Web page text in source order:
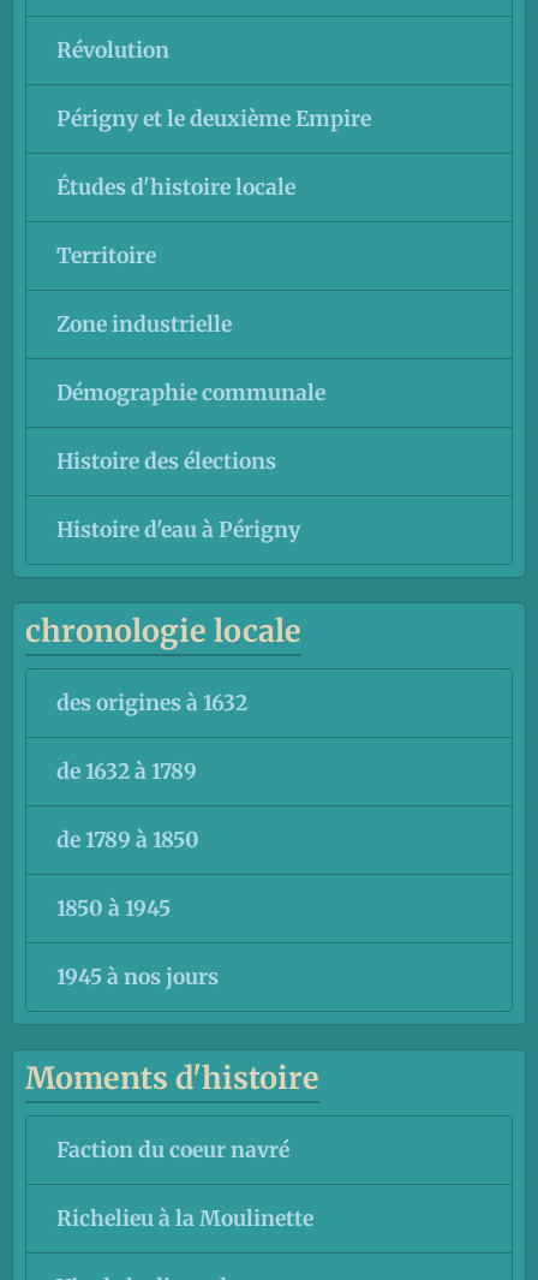
Révolution
Périgny et le deuxième Empire
Études d'histoire locale
Territoire
Zone industrielle
Démographie communale
Histoire des élections
Histoire d'eau à Périgny
chronologie locale
des origines à 1632
de 1632 à 1789
de 1789 à 1850
1850 à 1945
1945 à nos jours
Moments d'histoire
Faction du coeur navré
Richelieu à la Moulinette